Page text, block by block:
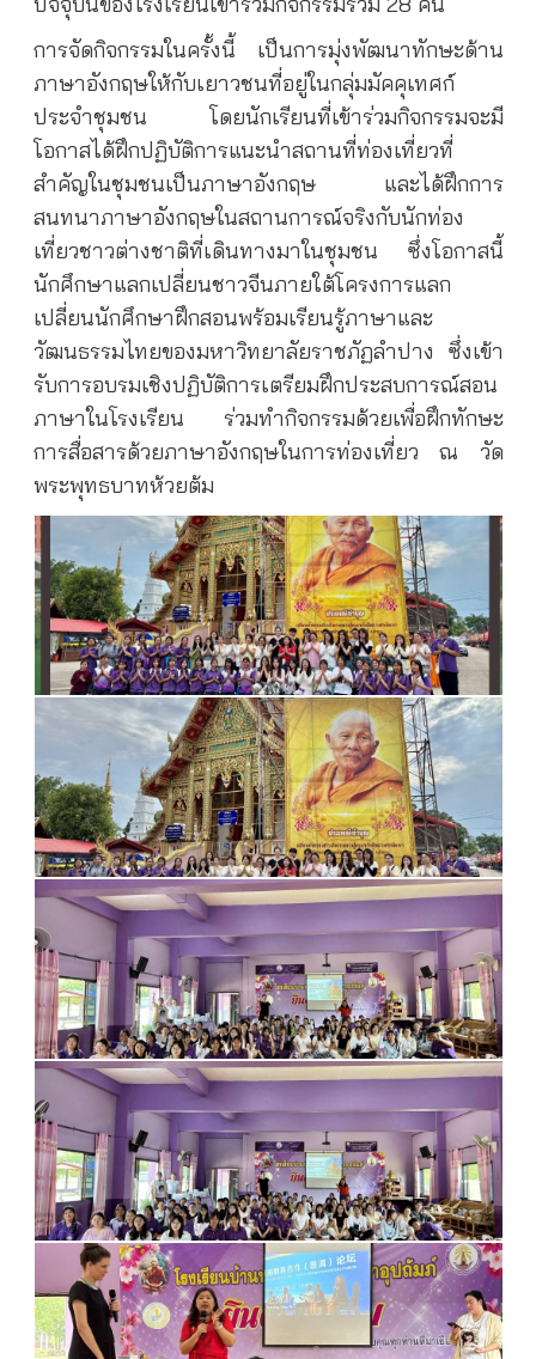
การจัดกิจกรรมในครั้งนี้ เป็นการมุ่งพัฒนาทักษะด้าน
ภาษาอังกฤษให้กับเยาวชนที่อยู่ในกลุ่มมัคคุเทศก์
ประจำชุมชน โดยนักเรียนที่เข้าร่วมกิจกรรมจะมี
โอกาสได้ฝึกปฏิบัติการแนะนำสถานที่ท่องเที่ยวที่
สำคัญในชุมชนเป็นภาษาอังกฤษ และได้ฝึกการ
สนทนาภาษาอังกฤษในสถานการณ์จริงกับนักท่อง
เที่ยวชาวต่างชาติที่เดินทางมาในชุมชน ซึ่งโอกาสนี้
นักศึกษาแลกเปลี่ยนชาวจีนภายใต้โครงการแลก
เปลี่ยนนักศึกษาฝึกสอนพร้อมเรียนรู้ภาษาและ
วัฒนธรรมไทยของมหาวิทยาลัยราชภัฏลำปาง ซึ่งเข้า
รับการอบรมเชิงปฏิบัติการเตรียมฝึกประสบการณ์สอน
ภาษาในโรงเรียน ร่วมทำกิจกรรมด้วยเพื่อฝึกทักษะ
การสื่อสารด้วยภาษาอังกฤษในการท่องเที่ยว ณ วัด
พระพุทธบาทห้วยต้ม